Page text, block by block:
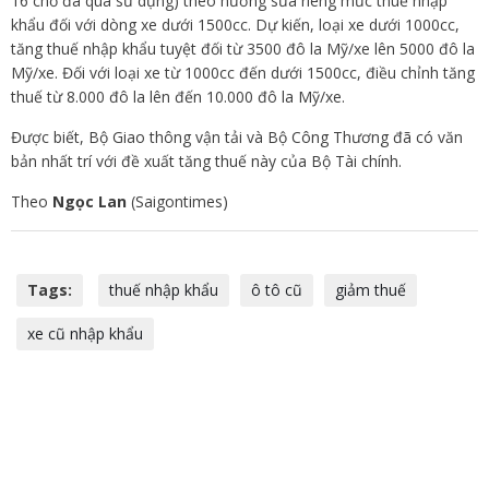
khẩu đối với dòng xe dưới 1500cc. Dự kiến, loại xe dưới 1000cc,
tăng thuế nhập khẩu tuyệt đối từ 3500 đô la Mỹ/xe lên 5000 đô la
Mỹ/xe. Đối với loại xe từ 1000cc đến dưới 1500cc, điều chỉnh tăng
thuế từ 8.000 đô la lên đến 10.000 đô la Mỹ/xe.
Được biết, Bộ Giao thông vận tải và Bộ Công Thương đã có văn
bản nhất trí với đề xuất tăng thuế này của Bộ Tài chính.
Theo Ngọc Lan (Saigontimes)
Tags: thuế nhập khẩu ô tô cũ giảm thuế
xe cũ nhập khẩu